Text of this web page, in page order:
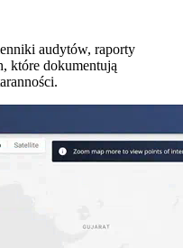
audytów, raporty
które dokumentują